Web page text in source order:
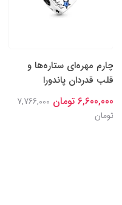
چارم مهره‌ای ستاره‌ها و
قلب قدردان پاندورا
6,600,000 تومان
7,766,000
تومان